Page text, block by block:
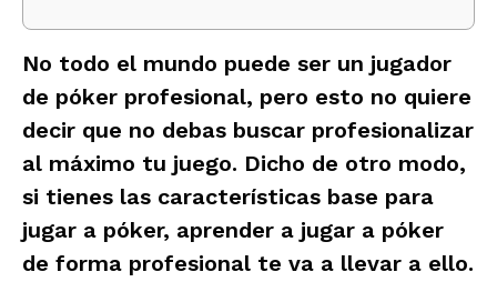
No todo el mundo puede ser un jugador
de póker profesional, pero esto no quiere
decir que no debas buscar profesionalizar
al máximo tu juego. Dicho de otro modo,
si tienes las características base para
jugar a póker, aprender a jugar a póker
de forma profesional te va a llevar a ello.